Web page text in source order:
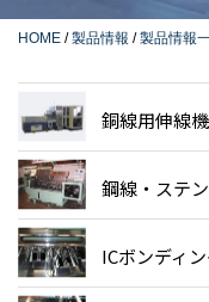
HOME /製品情報 /製品情報
銅線用伸線機
鋼線・ステ
ICボンディ